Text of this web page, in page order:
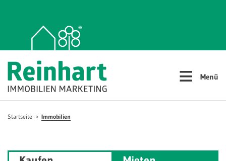
≡ Menü
Startseite Immobilien